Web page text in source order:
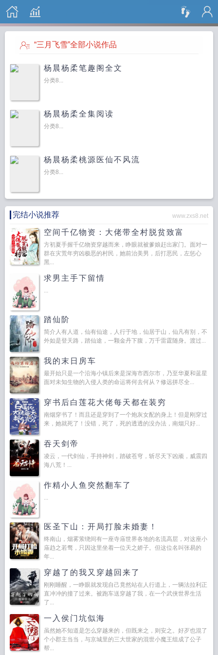
搜 索
“三月飞雪”全部小说作品
杨晨杨柔笔趣阁全文
分类8...
杨晨杨柔全集阅读
分类8...
杨晨杨柔桃源医仙不风流
分类8...
完结小说推荐 www.zxs8.net
空间千亿物资：大佬带全村脱贫致富
方初夏手握千亿物资穿越而来，睁眼就被爹娘赶出家门。面对一
群在灾荒年穷凶极恶的村民，她前治美男，后打恶民，左惩心
黑...
求男主手下留情
...
踏仙阶
简介人有人道，仙有仙途，人行于地，仙居于山，仙凡有别，不
外如是登天路，踏仙途，一颗金丹下腹，万千雷霆随身。渡过...
我的末日房车
最开始只是一个沿海小镇后来是深海市西尔市，乃至华夏和蓝星
面对未知生物的入侵人类的命运将何去何从？修远拼尽全...
穿书后白莲花大佬每天都在装穷
南烟穿书了！而且还是穿到了一个炮灰女配的身上！但是刚穿过
来，她就死了！没错，死了，死的透透的没办法，南烟只好...
吞天剑帝
凌云，一代剑仙，手持神剑，踏破苍穹，斩尽天下凶顽，威震四
海八荒！...
作精小人鱼突然翻车了
...
医圣下山：开局打脸未婚妻！
终南山，烟雾萦绕间有一座寺庙世界各地的名流高层，对这座小
庙趋之若骛，只因这里坐着一位天之娇子。但这位名叫张易的
年...
穿越了的我又穿越回来了
刚刚睡醒，一睁眼就发现自己竟然站在人行道上，一辆法拉利正
直冲冲的撞了过来。被跑车送穿越了我，在一个武侠世界生活
了...
一入侯门坑似海
虽然她不知道是怎么穿越来的，但既来之，则安之。好歹也混了
个小郡主当当，与京城里的三大世家的混世小魔王组成了公子
帮...